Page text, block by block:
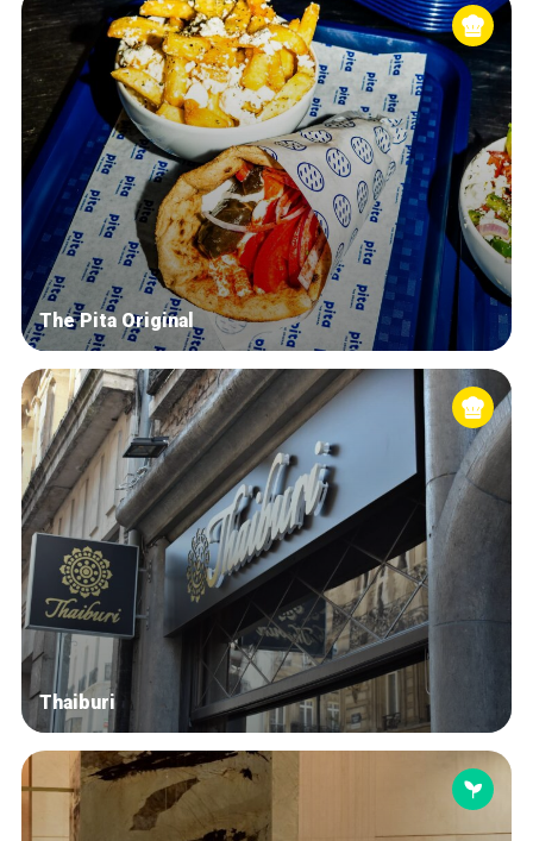
The Pita Original
Thaiburi